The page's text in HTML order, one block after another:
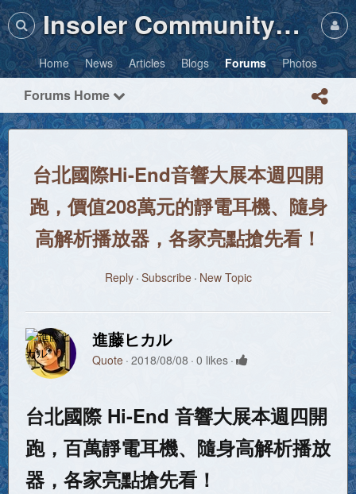
Insoler Community・Photos
Home News Articles Blogs Forums Photos
Forums Home
台北國際Hi-End音響大展本週四開
跑，價值208萬元的靜電耳機、隨身
高解析播放器，各家亮點搶先看！
Reply Subscribe New Topic
進藤ヒカル
Quote 2018/08/08 0 likes
台北國際 Hi-End 音響大展本週四開
跑，百萬靜電耳機、隨身高解析播放
器，各家亮點搶先看！